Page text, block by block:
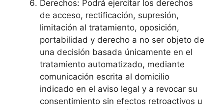
Derechos: Podrá ejercitar los derechos
de acceso, rectificación, supresión,
limitación al tratamiento, oposición,
portabilidad y derecho a no ser objeto de
una decisión basada únicamente en el
tratamiento automatizado, mediante
comunicación escrita al domicilio
indicado en el aviso legal y a revocar su
consentimiento sin efectos retroactivos u